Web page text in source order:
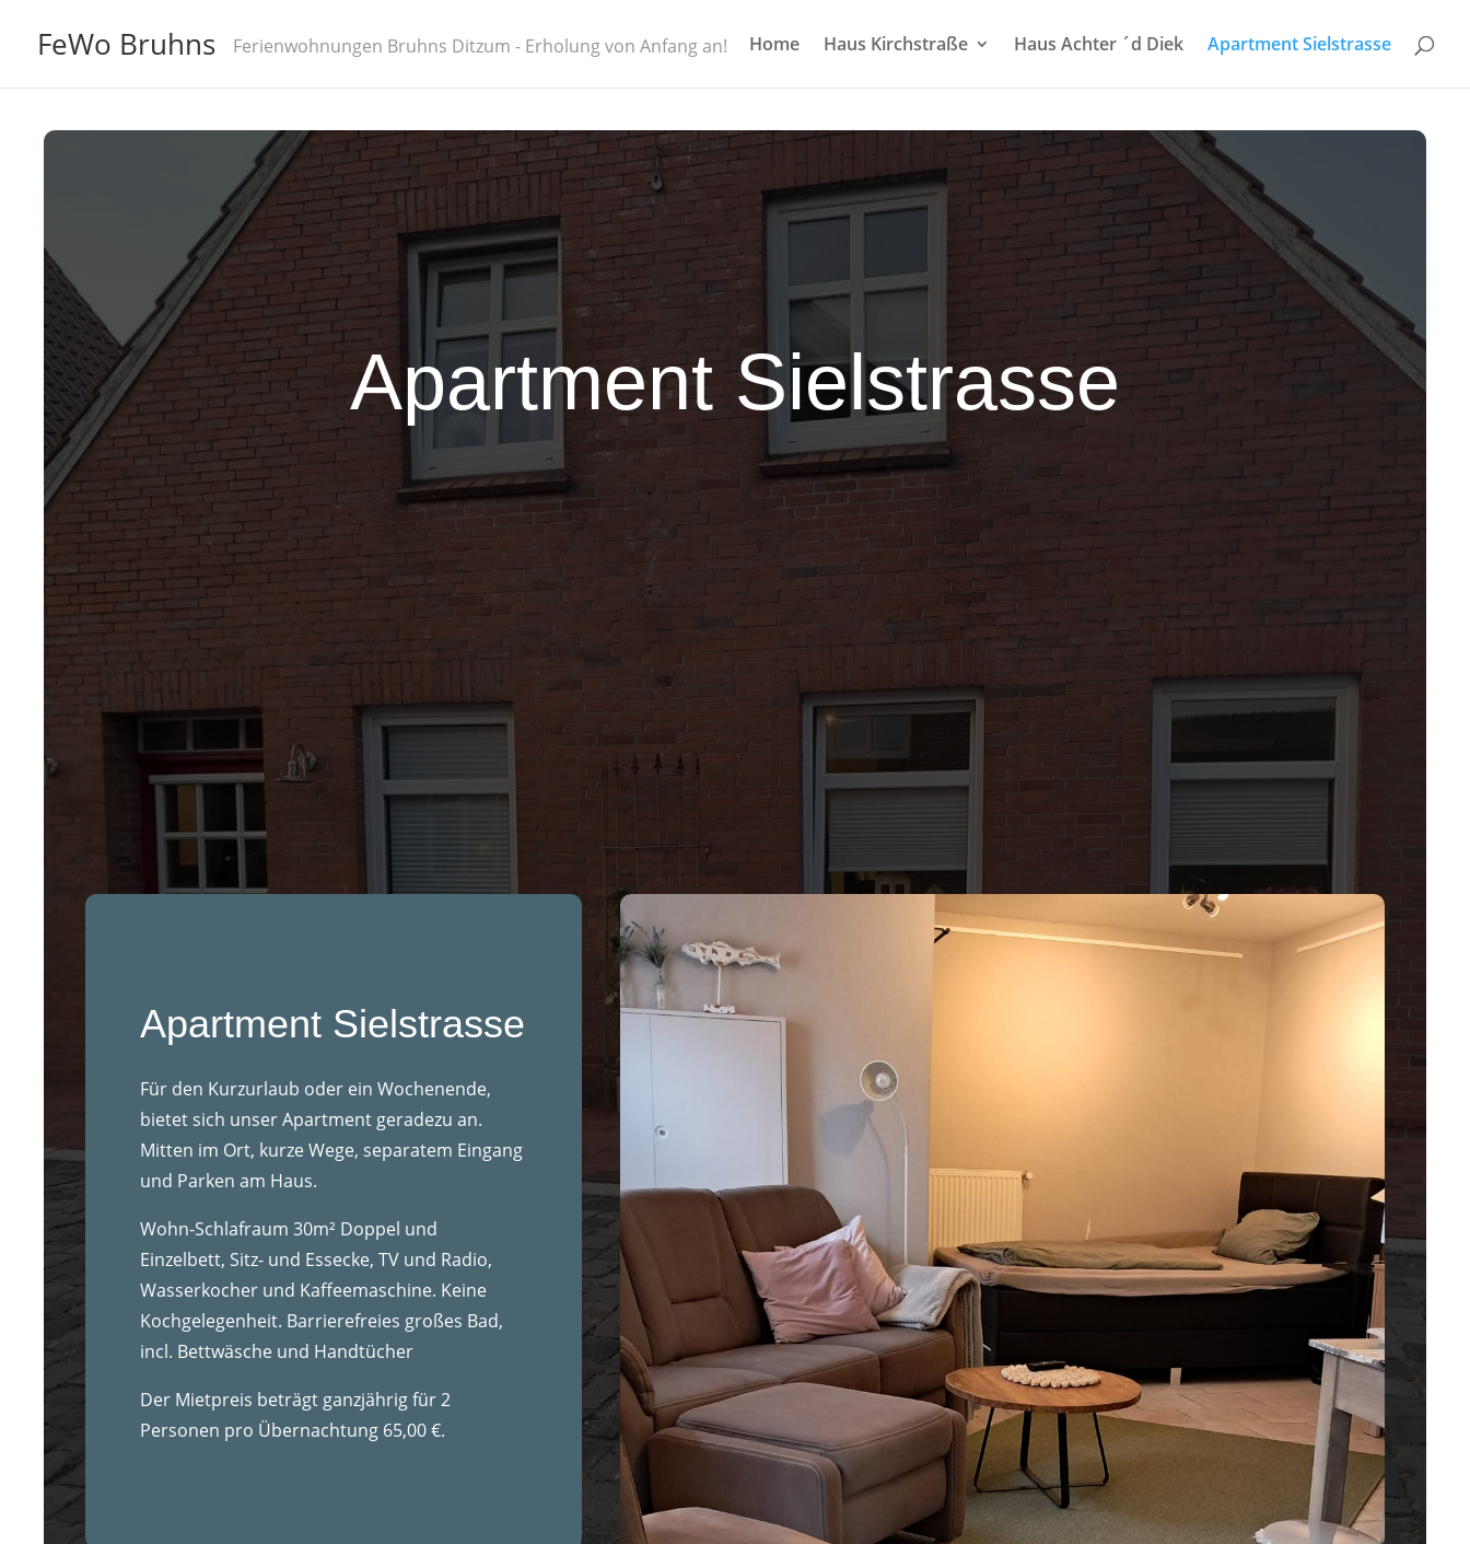
FeWo Bruhns Ferienwohnungen Bruhns Ditzum - Erholung von Anfang an! Home Haus Kirchstraße Haus Achter ´d Diek Apartment Sielstrasse
Apartment Sielstrasse
Apartment Sielstrasse
Für den Kurzurlaub oder ein Wochenende,
bietet sich unser Apartment geradezu an.
Mitten im Ort, kurze Wege, separatem Eingang
und Parken am Haus.
Wohn-Schlafraum 30m² Doppel und
Einzelbett, Sitz- und Essecke, TV und Radio,
Wasserkocher und Kaffeemaschine. Keine
Kochgelegenheit. Barrierefreies großes Bad,
incl. Bettwäsche und Handtücher
Der Mietpreis beträgt ganzjährigfür 2
Personen pro Übernachtung 65,00 €.